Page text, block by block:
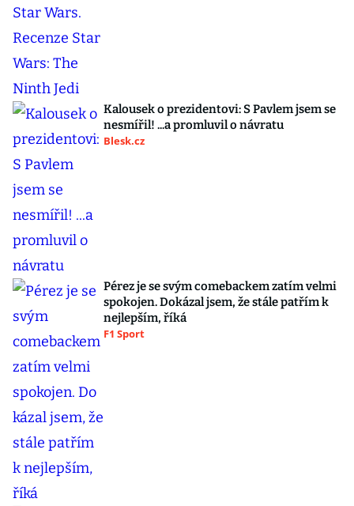
Kalousek o prezidentovi: S Pavlem jsem se
nesmířil! ...a promluvil o návratu
Blesk.cz
Pérez je se svým comebackem zatím velmi
spokojen. Dokázal jsem, že stále patřím k
nejlepším, říká
F1 Sport